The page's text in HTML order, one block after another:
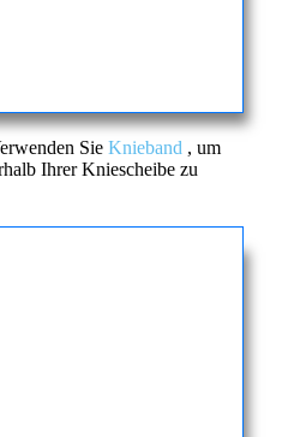
Sie Knieband , um
Ihrer Kniescheibe zu